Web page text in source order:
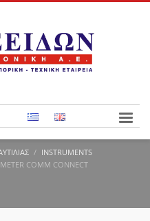
INSTRUMENTS
COMM CONNECT